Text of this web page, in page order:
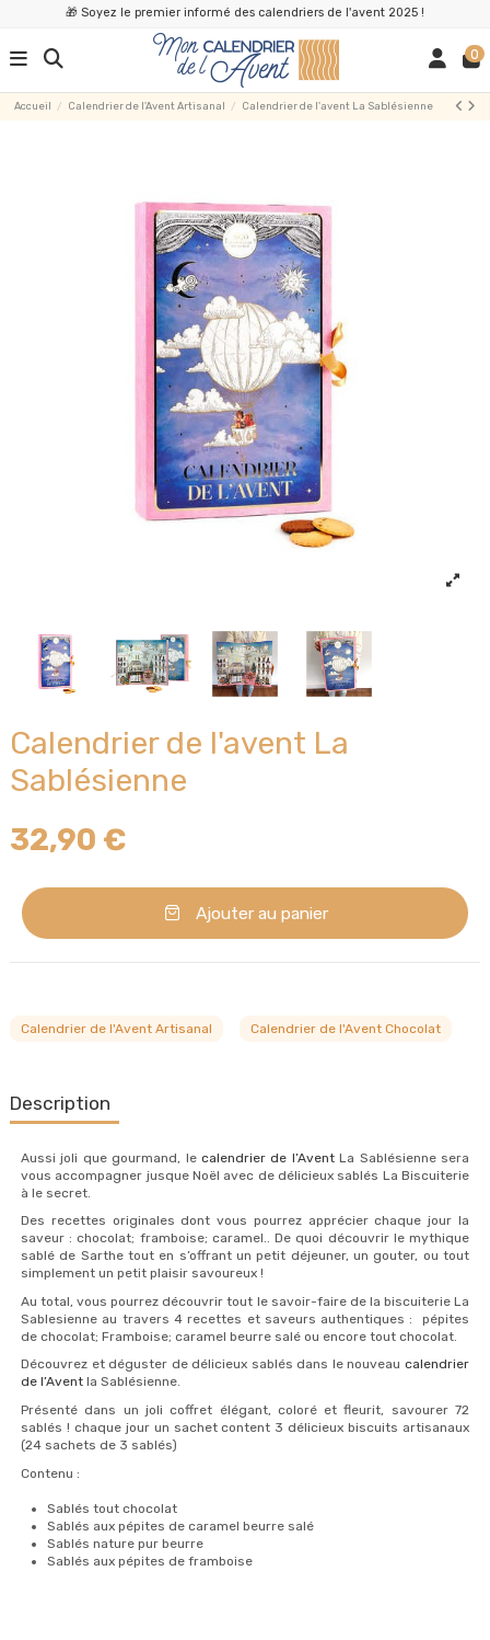
🎁 Soyez le premier informé des calendriers de l'avent 2025 !
0
Accueil Calendrier de l'Avent Artisanal Calendrier de l'avent La Sablésienne
Calendrier de l'avent La
Sablésienne
32,90 €
Ajouter au panier
Calendrier de l'Avent Artisanal Calendrier de l'Avent Chocolat
Description
Aussi joli que gourmand, le calendrier de l’AventLa Sablésienne sera
vous accompagner jusque Noël avec de délicieux sablés La Biscuiterie
à le secret.
Des recettes originales dont vous pourrez apprécier chaque jour la
saveur : chocolat; framboise; caramel.. De quoi découvrir le mythique
sablé de Sarthe tout en s’offrant un petit déjeuner, un gouter, ou tout
simplement un petit plaisir savoureux !
Au total, vous pourrez découvrir tout le savoir-faire de la biscuiterie La
Sablesienne au travers 4 recettes et saveurs authentiques : pépites
de chocolat; Framboise; caramel beurre salé ou encore tout chocolat.
Découvrez et déguster de délicieux sablés dans le nouveau calendrier
de l’Avent la Sablésienne.
Présenté dans un joli coffret élégant, coloré et fleurit, savourer 72
sablés ! chaque jour un sachet content 3 délicieux biscuits artisanaux
(24 sachets de 3 sablés)
Contenu :
Sablés tout chocolat
Sablés aux pépites de caramel beurre salé
Sablés nature pur beurre
Sablés aux pépites de framboise